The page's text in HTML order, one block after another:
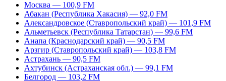
Москва — 100,9 FM
Абакан (Республика Хакасия) — 92,0 FM
Александровское (Ставропольский край) — 101,9 FM
Альметьевск (Республика Татарстан) — 99,6 FM
Анапа (Краснодарский край) — 90,5 FM
Арзгир (Ставропольский край) — 103,8 FM
Астрахань — 90,5 FM
Ахтубинск (Астраханская обл.) — 99,1 FM
Белгород — 103,2 FM